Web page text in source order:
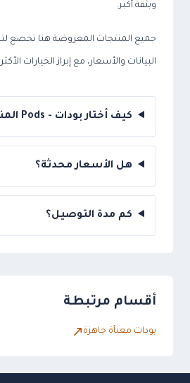
وبثقة أكبر.
جميع المنتجات المعروضة هنا تخضع
البيانات والأسعار، مع إبراز الخيارات
كيف أختار بودات - Pods المناسب؟
هل الأسعار محدثة؟
كم مدة التوصيل؟
أقسام مرتبطة
بودات معبأة جاهزة